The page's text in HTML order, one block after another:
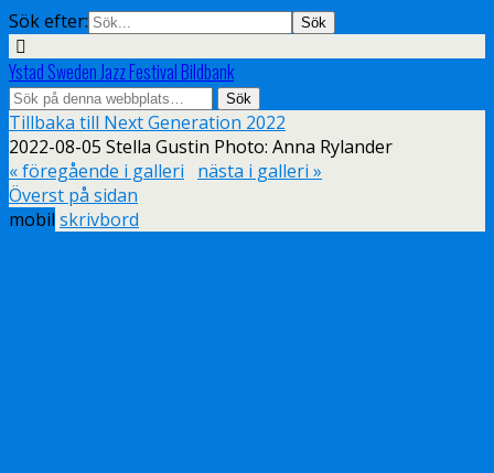
Sök efter:
Ystad Sweden Jazz Festival Bildbank
Tillbaka till Next Generation 2022
2022-08-05 Stella Gustin Photo: Anna Rylander
« föregående i galleri
nästa i galleri »
Överst på sidan
mobil skrivbord